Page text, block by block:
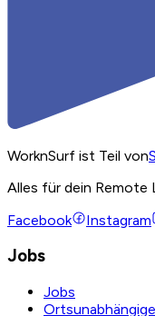
WorknSurf ist Teil von
Alles für dein Remote
Facebook
Instagram
Jobs
Jobs